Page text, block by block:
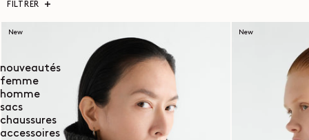
nouveautés
femme
homme
sacs
chaussures
accessoires
FILTRER
New New